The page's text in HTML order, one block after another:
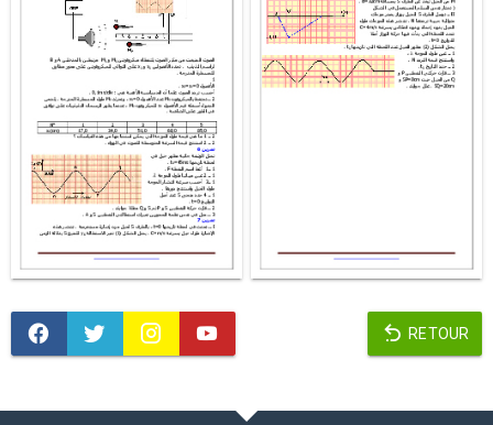
RETOUR